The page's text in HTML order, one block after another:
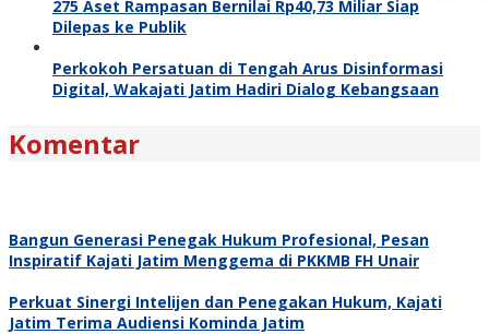
275 Aset Rampasan Bernilai Rp40,73 Miliar Siap
Dilepas ke Publik
Perkokoh Persatuan di Tengah Arus Disinformasi
Digital, Wakajati Jatim Hadiri Dialog Kebangsaan
Komentar
Bangun Generasi Penegak Hukum Profesional, Pesan
Inspiratif Kajati Jatim Menggema di PKKMB FH Unair
Perkuat Sinergi Intelijen dan Penegakan Hukum, Kajati
Jatim Terima Audiensi Kominda Jatim